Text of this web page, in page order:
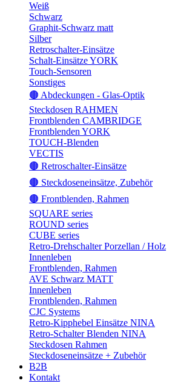
Weiß
Schwarz
Graphit-Schwarz matt
Silber
Retroschalter-Einsätze
Schalt-Einsätze YORK
Touch-Sensoren
Sonstiges
🟤 Abdeckungen - Glas-Optik
Steckdosen RAHMEN
Frontblenden CAMBRIDGE
Frontblenden YORK
TOUCH-Blenden
VECTIS
🟤 Retroschalter-Einsätze
🟤 Steckdoseneinsätze, Zubehör
🟤 Frontblenden, Rahmen
SQUARE series
ROUND series
CUBE series
Retro-Drehschalter Porzellan / Holz
Innenleben
Frontblenden, Rahmen
AVE Schwarz MATT
Innenleben
Frontblenden, Rahmen
CJC Systems
Retro-Kipphebel Einsätze NINA
Retro-Schalter Blenden NINA
Steckdosen Rahmen
Steckdoseneinsätze + Zubehör
B2B
Kontakt